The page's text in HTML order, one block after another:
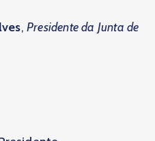
, Presidente da Junta de